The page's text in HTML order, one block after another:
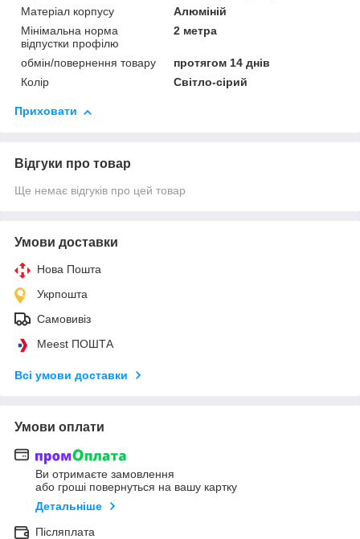
Матеріал корпусу
Алюміній
Мінімальна норма
відпустки профілю
2 метра
обмін/повернення товару
протягом 14 днів
Колір
Світло-сірий
Приховати
Відгуки про товар
Ще немає відгуків про цей товар
Умови доставки
Нова Пошта
Укрпошта
Самовивіз
Meest ПОШТА
Всі умови доставки
Умови оплати
Ви отримаєте замовлення
або гроші повернуться на вашу картку
Детальніше
Післяплата